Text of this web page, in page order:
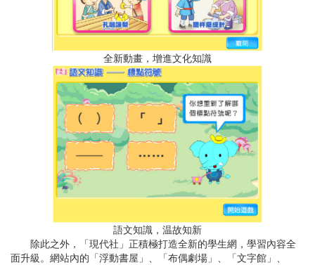
全新動畫，增進文化知識
語文知識，温故知新
除此之外，「現代社」正積極打造全新的學生網，學習內容全
面升級。網站內的「浮動書屋」、「布偶劇場」、「文字館」、